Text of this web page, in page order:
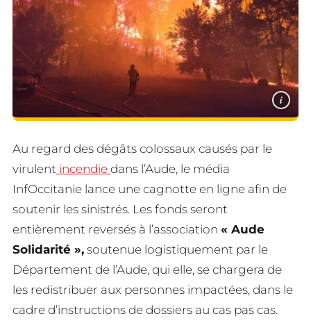
i
Au regard des dégâts colossaux causés par le
virulent incendie dans l’Aude, le média
InfOccitanie lance une cagnotte en ligne afin de
soutenir les sinistrés. Les fonds seront
entièrement reversés à l’association « Aude
Solidarité », soutenue logistiquement par le
Département de l’Aude, qui elle, se chargera de
les redistribuer aux personnes impactées, dans le
cadre d’instructions de dossiers au cas pas cas.